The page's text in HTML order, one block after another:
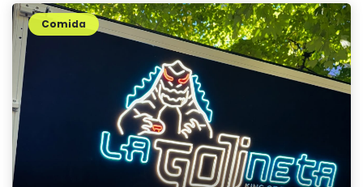
Comida